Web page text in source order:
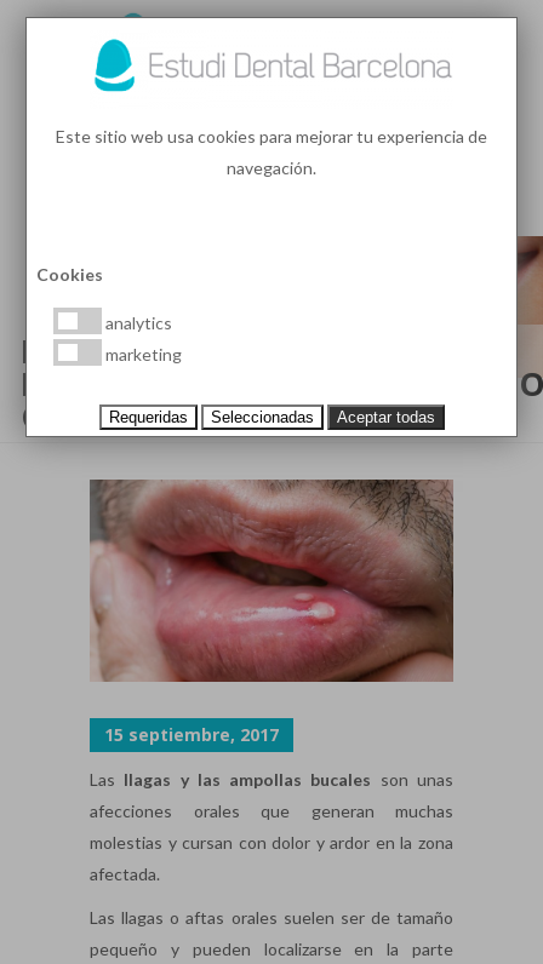
LLAGAS Y AMPOLLAS EN LA
BOCA, ¿POR QUÉ SALEN Y
CURARLAS?
15 septiembre, 2017
Las llagas y las ampollas bucales son unas
afecciones orales que generan muchas
molestias y cursan con dolor y ardor en la zona
afectada.
Las llagas o aftas orales suelen ser de tamaño
pequeño y pueden localizarse en la parte
Este sitio web usa cookies para mejorar tu experiencia de
navegación.
Cookies
analytics
marketing
Requeridas Seleccionadas Aceptar todas